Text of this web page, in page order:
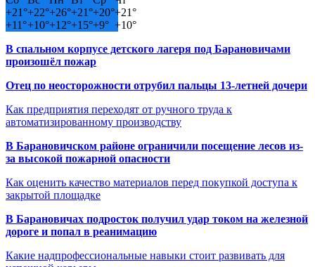
+21°+22°+26°+21°+20°+21°
+11°+10°+12°+15°+9° +10°
В спальном корпусе детского лагеря под Барановичами
произошёл пожар
Отец по неосторожности отрубил пальцы 13-летней дочери
Как предприятия переходят от ручного труда к
автоматизированному производству
В Барановичском районе ограничили посещение лесов из-
за высокой пожарной опасности
Как оценить качество материалов перед покупкой доступа к
закрытой площадке
В Барановичах подросток получил удар током на железной
дороге и попал в реанимацию
Какие надпрофессиональные навыки стоит развивать для